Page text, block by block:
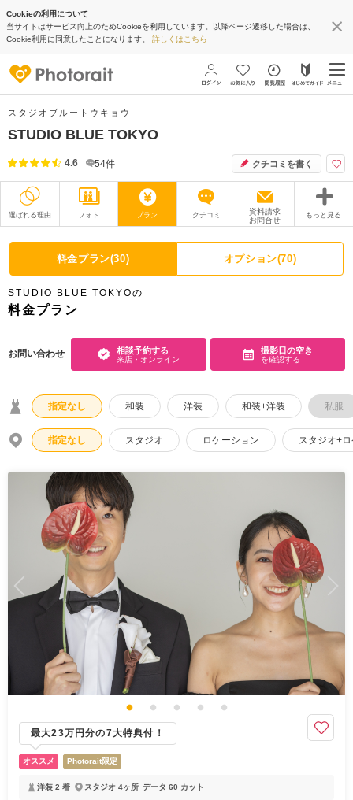
Cookieの利用について
当サイトはサービス向上のためCookieを利用しています。以降ページ遷移した場合は、
Cookie利用に同意したことになります。 詳しくはこちら
スタジオブルートウキョウ
STUDIO BLUE TOKYO
4.6 54件 クチコミを書く
選ばれる理由 フォト プラン クチコミ
資料請求
お問合せ
もっと見る
撮影レポート フォトグラファー
衣装 ムービー
オプション
アクセス/TEL スタジオトップ
こだわりポイント
衣装追加無料
スタジオでの撮影 衣装の試着
海での撮影 動画の作成 土日同一料金
庭園での撮影
ペットと撮影
豊富な色打掛・着物
マタニティフォト
料金プラン(30) オプション(70)
STUDIO BLUE TOKYOの
料金プラン
お問い合わせ 相談予約する
来店・オンライン
撮影日の空き
を確認する
指定なし 和装 洋装 和装+洋装 私服
指定なし スタジオ ロケーション スタジオ+
最大23万円分の7大特典付！
オススメ Photorait限定
洋装 2 着 スタジオ 4ヶ所 データ 60 カット